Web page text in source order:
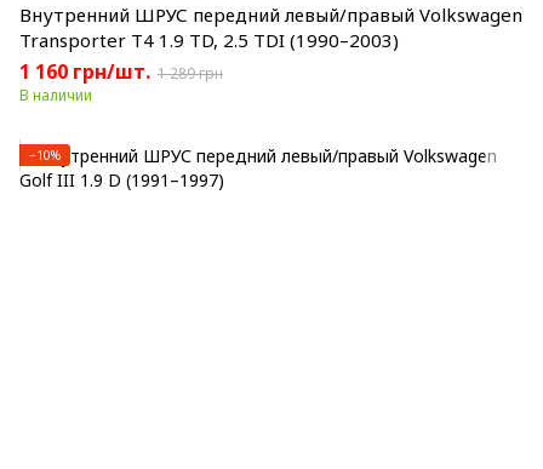
Внутренний ШРУС передний левый/правый Volkswagen
Transporter T4 1.9 TD, 2.5 TDI (1990–2003)
1 160 грн/шт. 1 289 грн
В наличии
−10%